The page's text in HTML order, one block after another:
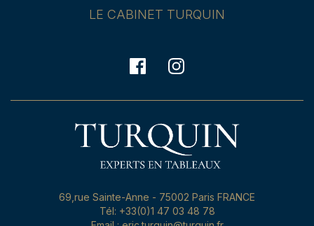
LE CABINET TURQUIN
69,rue Sainte-Anne - 75002 Paris FRANCE
Tél: +33(0)1 47 03 48 78